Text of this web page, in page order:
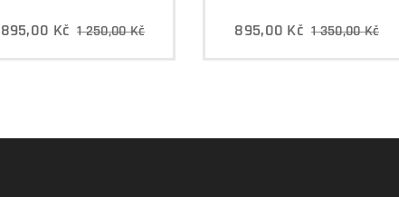
895,00 Kč 1 250,00Kč 895,00 Kč 1 350,00Kč